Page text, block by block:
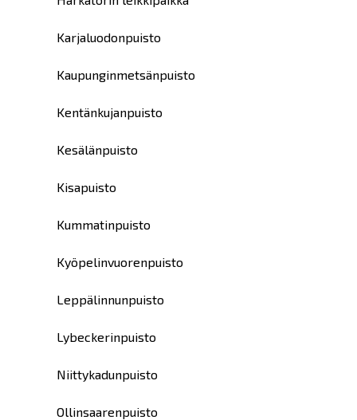
Karjaluodonpuisto
Kaupunginmetsänpuisto
Kentänkujanpuisto
Kesälänpuisto
Kisapuisto
Kummatinpuisto
Kyöpelinvuorenpuisto
Leppälinnunpuisto
Lybeckerinpuisto
Niittykadunpuisto
Ollinsaarenpuisto